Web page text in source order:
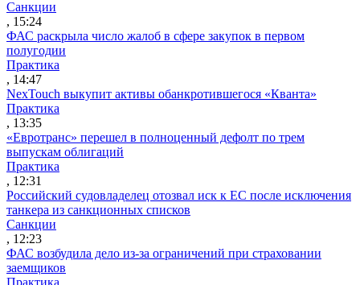
Санкции
, 15:24
ФАС раскрыла число жалоб в сфере закупок в первом
полугодии
Практика
, 14:47
NexTouch выкупит активы обанкротившегося «Кванта»
Практика
, 13:35
«Евротранс» перешел в полноценный дефолт по трем
выпускам облигаций
Практика
, 12:31
Российский судовладелец отозвал иск к ЕС после исключения
танкера из санкционных списков
Санкции
, 12:23
ФАС возбудила дело из-за ограничений при страховании
заемщиков
Практика